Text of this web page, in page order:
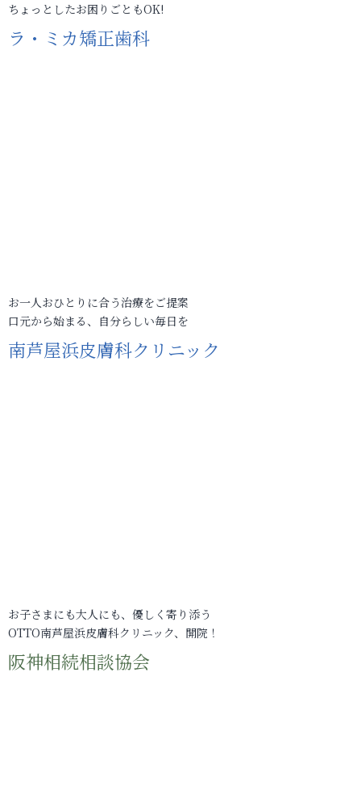
ちょっとしたお困りごともOK!
ラ・ミカ矯正歯科
お一人おひとりに合う治療をご提案
口元から始まる、自分らしい毎日を
南芦屋浜皮膚科クリニック
お子さまにも大人にも、優しく寄り添う
OTTO南芦屋浜皮膚科クリニック、開院！
阪神相続相談協会